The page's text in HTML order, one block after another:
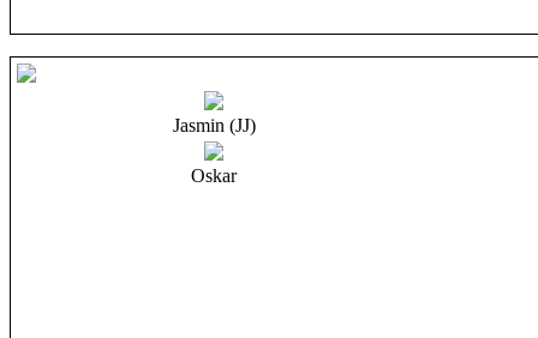
Jasmin (JJ)
Oskar